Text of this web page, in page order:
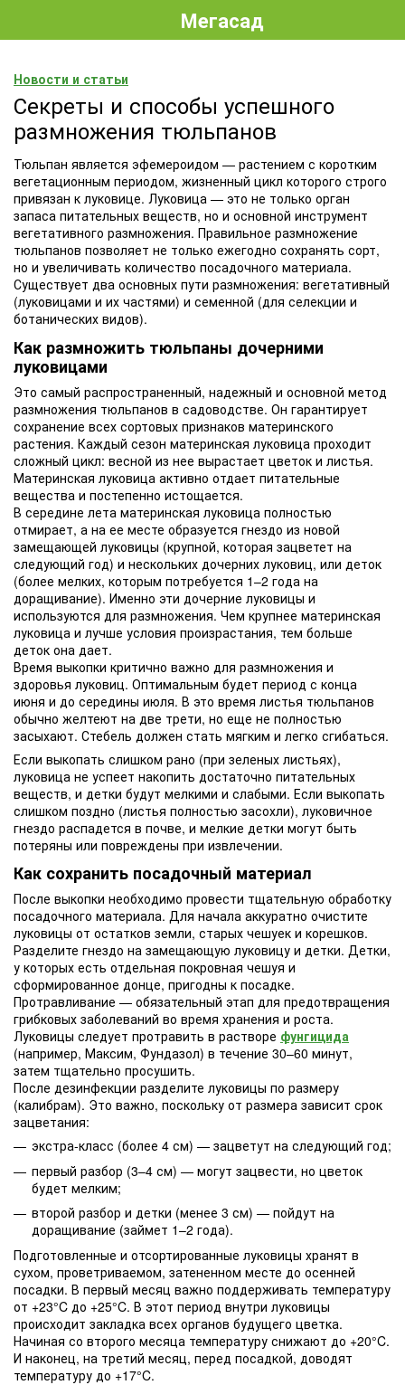
Мегасад
Новости и статьи
Секреты и способы успешного
размножения тюльпанов
Тюльпан является эфемероидом — растением с коротким
вегетационным периодом, жизненный цикл которого строго
привязан к луковице. Луковица — это не только орган
запаса питательных веществ, но и основной инструмент
вегетативного размножения. Правильное размножение
тюльпанов позволяет не только ежегодно сохранять сорт,
но и увеличивать количество посадочного материала.
Существует два основных пути размножения: вегетативный
(луковицами и их частями) и семенной (для селекции и
ботанических видов).
Как размножить тюльпаны дочерними
луковицами
Это самый распространенный, надежный и основной метод
размножения тюльпанов в садоводстве. Он гарантирует
сохранение всех сортовых признаков материнского
растения. Каждый сезон материнская луковица проходит
сложный цикл: весной из нее вырастает цветок и листья.
Материнская луковица активно отдает питательные
вещества и постепенно истощается.
В середине лета материнская луковица полностью
отмирает, а на ее месте образуется гнездо из новой
замещающей луковицы (крупной, которая зацветет на
следующий год) и нескольких дочерних луковиц, или деток
(более мелких, которым потребуется 1–2 года на
доращивание). Именно эти дочерние луковицы и
используются для размножения. Чем крупнее материнская
луковица и лучше условия произрастания, тем больше
деток она дает.
Время выкопки критично важно для размножения и
здоровья луковиц. Оптимальным будет период с конца
июня и до середины июля. В это время листья тюльпанов
обычно желтеют на две трети, но еще не полностью
засыхают. Стебель должен стать мягким и легко сгибаться.
Если выкопать слишком рано (при зеленых листьях),
луковица не успеет накопить достаточно питательных
веществ, и детки будут мелкими и слабыми. Если выкопать
слишком поздно (листья полностью засохли), луковичное
гнездо распадется в почве, и мелкие детки могут быть
потеряны или повреждены при извлечении.
Как сохранить посадочный материал
После выкопки необходимо провести тщательную обработку
посадочного материала. Для начала аккуратно очистите
луковицы от остатков земли, старых чешуек и корешков.
Разделите гнездо на замещающую луковицу и детки. Детки,
у которых есть отдельная покровная чешуя и
сформированное донце, пригодны к посадке.
Протравливание — обязательный этап для предотвращения
грибковых заболеваний во время хранения и роста.
Луковицы следует протравить в растворе фунгицида
(например, Максим, Фундазол) в течение 30–60 минут,
затем тщательно просушить.
После дезинфекции разделите луковицы по размеру
(калибрам). Это важно, поскольку от размера зависит срок
зацветания:
экстра-класс (более 4 см) — зацветут на следующий год;
первый разбор (3–4 см) — могут зацвести, но цветок
будет мелким;
второй разбор и детки (менее 3 см) — пойдут на
доращивание (займет 1–2 года).
Подготовленные и отсортированные луковицы хранят в
сухом, проветриваемом, затененном месте до осенней
посадки. В первый месяц важно поддерживать температуру
от +23°C до +25°C. В этот период внутри луковицы
происходит закладка всех органов будущего цветка.
Начиная со второго месяца температуру снижают до +20°C.
И наконец, на третий месяц, перед посадкой, доводят
температуру до +17°C.